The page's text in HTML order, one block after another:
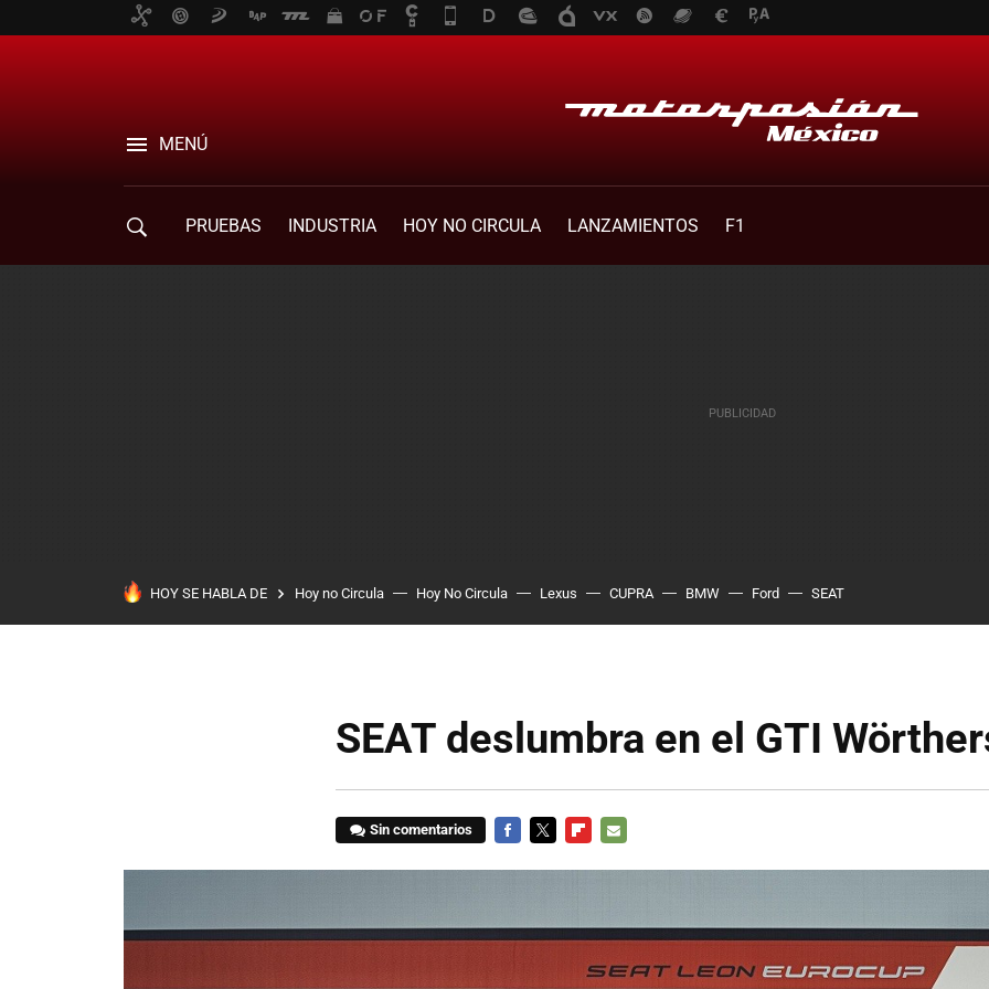
MENÚ
PRUEBAS INDUSTRIA HOY NO CIRCULA LANZAMIENTOS F1
HOY SE HABLA DE Hoy no Circula Hoy No Circula Lexus CUPRA BMW Ford SEAT
SEAT deslumbra en el GTI
Sin comentarios